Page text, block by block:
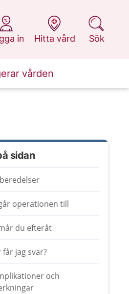
in
Hitta vård
på 1177.se
Sök
på 1177.se
vården
sidan
operationen till
du efteråt
får jag svar?
och